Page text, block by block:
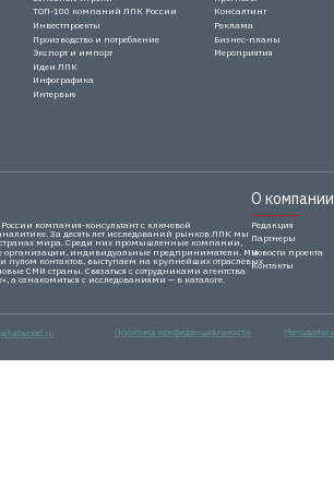
О компании
Производство и потребление
Экспорт и импорт
Идеи ЛПК
Инвестпроекты
ТОП-100 компаний ЛПК России
Инфографика
Интервью
Консалтинг
Реклама
Бизнес-планы
Мероприятия
России компания-консультант с ключевой
За десять лет исследований рынков ЛПК мы
странах мира. Среди них промышленные компании,
организации, индивидуальные предприниматели. Мы
пулом контактов, выступаем на крупнейших отраслевых
СМИ страны. Связаться с сотрудниками агентства
а ознакомиться с исследованиями — в каталоге.
Редакция
Партнеры
Новости проекта
Контакты